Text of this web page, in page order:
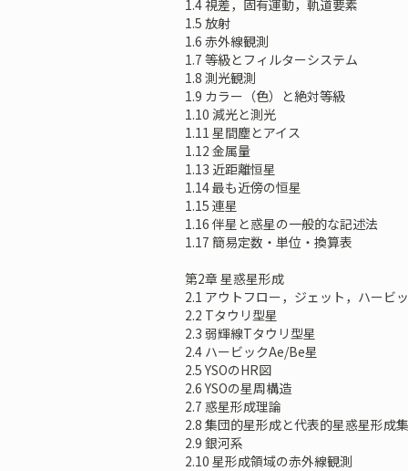
1.4 視差，固有運動，軌道要素
1.5 放射
1.6 赤外線観測
1.7 等級とフィルターシステム
1.8 測光観測
1.9 カラー（色）と絶対等級
1.10 減光と測光
1.11 星間塵とアイス
1.12 金属量
1.13 近距離恒星
1.14 最も近傍の恒星
1.15 連星
1.16 伴星と惑星の一般的な記述法
1.17 簡易定数・単位・換算表
第2章 星惑星形成
2.1 アウトフロー，ジェット，ハービ
2.2 Tタウリ型星
2.3 弱輝線Tタウリ型星
2.4 ハービックAe/Be星
2.5 YSOのHR図
2.6 YSOの星周構造
2.7 惑星形成理論
2.8 集団的星形成と代表的星惑星形成
2.9 銀河系
2.10 星形成領域の赤外線観測